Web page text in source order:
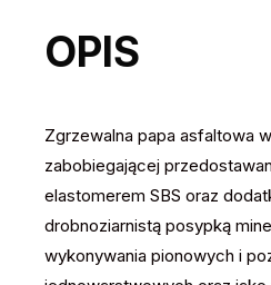
OPIS
Zgrzewalna papa asfaltowa
zabobiegającej
elastomerem SBS oraz
drobnoziarnistą posypką
wykonywania pionowych i